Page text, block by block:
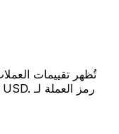
تُظهر تقييمات